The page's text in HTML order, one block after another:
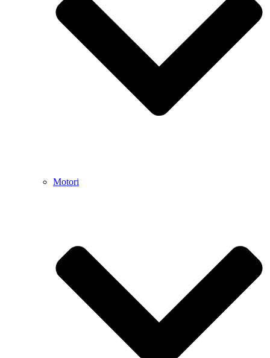
Motori